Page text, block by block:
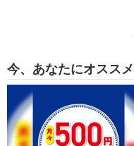
今、あなたにオススメ